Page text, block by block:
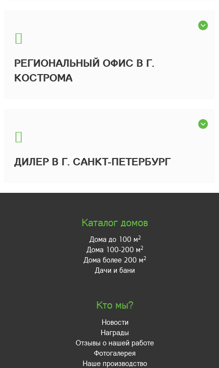
РЕГИОНАЛЬНЫЙ ОФИС В Г.
КОСТРОМА
ДИЛЕР В Г. САНКТ-ПЕТЕРБУРГ
Каталог домов
Дома до 100 м2
Дома 100-200 м2
Дома более 200 м2
Дачи и бани
Кто мы?
Новости
Награды
Отзывы о нашей работе
Фотогалерея
Наше производство